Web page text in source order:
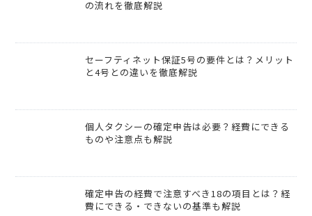
の流れを徹底解説
セーフティネット保証5号の要件とは？メリット
と4号との違いを徹底解説
個人タクシーの確定申告は必要？経費にできる
ものや注意点も解説
確定申告の経費で注意すべき18の項目とは？経
費にできる・できないの基準も解説